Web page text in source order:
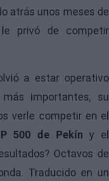
atrás unos meses de
privó de competir
a estar operativo
importantes, su
verle competir en el
500 de Pekín y el
Octavos de
Traducido en un